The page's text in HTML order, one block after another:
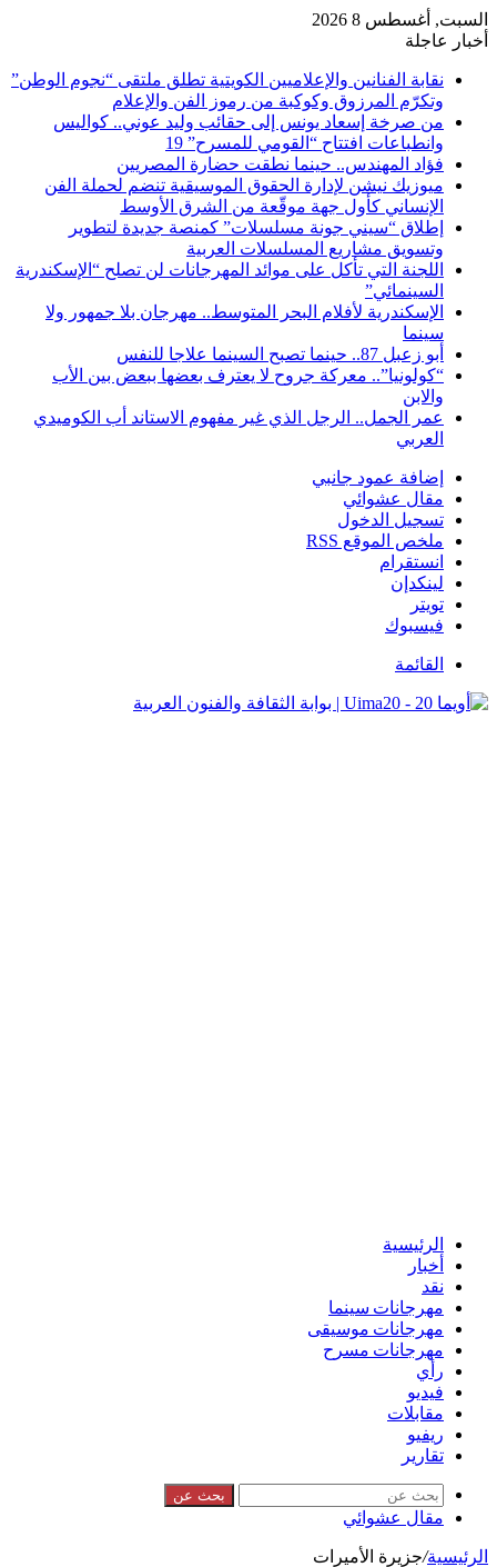
السبت, أغسطس 8 2026
أخبار عاجلة
نقابة الفنانين والإعلاميين الكويتية تطلق ملتقى “نجوم الوطن”
وتكرّم المرزوق وكوكبة من رموز الفن والإعلام
من صرخة إسعاد يونس إلى حقائب وليد عوني.. كواليس
وانطباعات افتتاح “القومي للمسرح” 19
فؤاد المهندس.. حينما نطقت حضارة المصريين
ميوزيك نيشن لإدارة الحقوق الموسيقية تنضم لحملة الفن
الإنساني كأول جهة موقّعة من الشرق الأوسط
إطلاق “سيني جونة مسلسلات” كمنصة جديدة لتطوير
وتسويق مشاريع المسلسلات العربية
اللجنة التي تأكل على موائد المهرجانات لن تصلح “الإسكندرية
السينمائي”
الإسكندرية لأفلام البحر المتوسط.. مهرجان بلا جمهور ولا
سينما
أبو زعبل 87.. حينما تصبح السينما علاجا للنفس
“كولونيا”.. معركة جروح لا يعترف بعضها ببعض بين الأب
والابن
عمر الجمل.. الرجل الذي غير مفهوم الاستاند أب الكوميدي
العربي
إضافة عمود جانبي
مقال عشوائي
تسجيل الدخول
ملخص الموقع RSS
انستقرام
لينكدإن
تويتر
فيسبوك
القائمة
الرئيسية
أخبار
نقد
مهرجانات سينما
مهرجانات موسيقى
مهرجانات مسرح
رأي
فيديو
مقابلات
ريفيو
تقارير
بحث عن
مقال عشوائي
الرئيسية/جزيرة الأميرات